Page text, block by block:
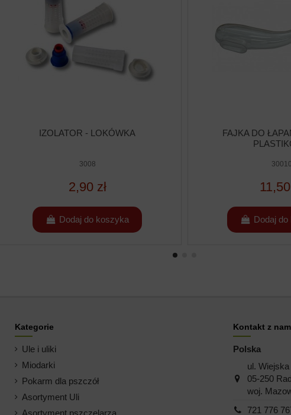
IZOLATOR - LOKÓWKA
3008
2,90 zł
Dodaj do koszyka
FAJKA DO
30010
Dodaj
Kategorie
Ule i uliki
Miodarki
Pokarm dla pszczół
Asortyment Uli
Kontakt z
Polska
ul. Wiejska
05-250
woj.
721 776